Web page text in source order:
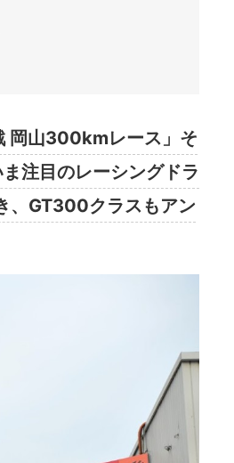
岡山300kmレース」そ
注目のレーシングドラ
、GT300クラスもアン